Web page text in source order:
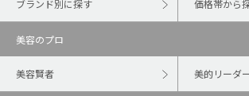
ブランド別に探す 価格帯から
美容のプロ
美容賢者 美的リーダ